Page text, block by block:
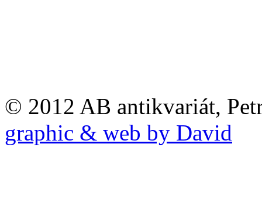
© 2012 AB antikvariát,
graphic & web by David